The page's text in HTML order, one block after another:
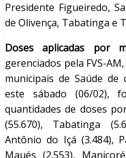
Presidente Figueiredo,
de Olivença, Tabatinga e
Doses aplicadas por
gerenciados pela FVS-
municipais de Saúde de
este sábado (06/02),
quantidades de doses
(55.670), Tabatinga
Antônio do Içá (3.484),
Maués (2.553),